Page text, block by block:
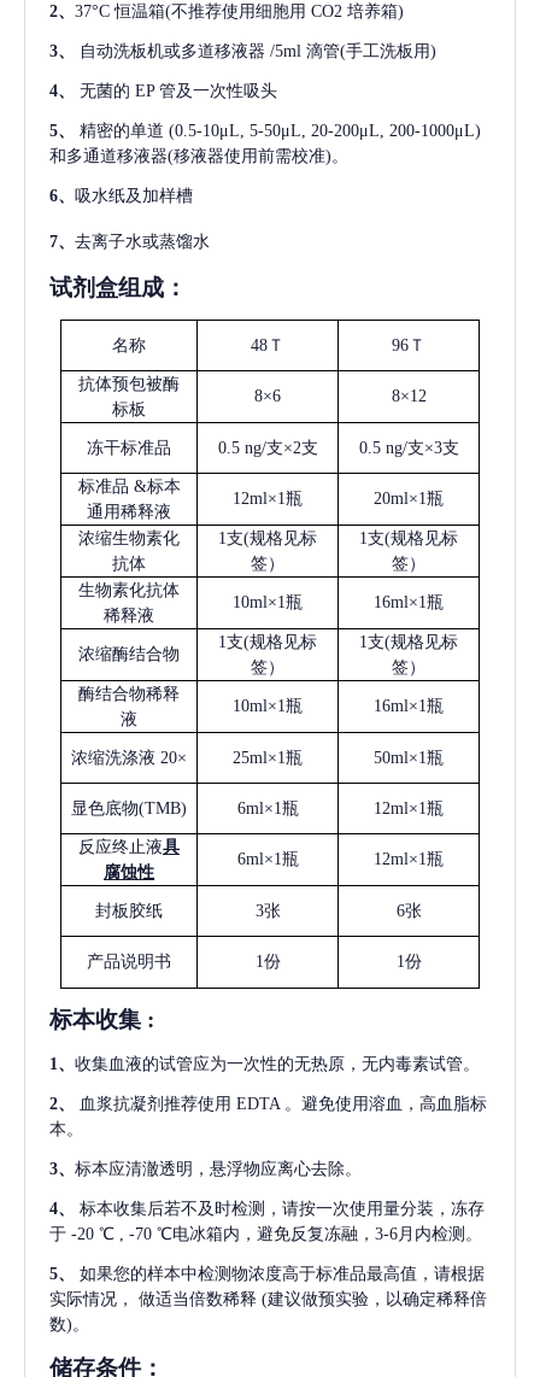
2、 37°C 恒温箱(不推荐使用细胞用 CO2 培养箱)
3、 自动洗板机或多道移液器 /5ml 滴管(手工洗板用)
4、 无菌的 EP 管及一次性吸头
5、 精密的单道 (0.5-10μL, 5-50μL, 20-200μL, 200-1000μL)
和多通道移液器(移液器使用前需校准)。
6、 吸水纸及加样槽
7、 去离子水或蒸馏水
试剂盒组成：
名称 48Ｔ 96Ｔ
抗体预包被酶
标板
8×6 8×12
冻干标准品 0.5 ng/支×2支 0.5 ng/支×3支
标准品 &标本
通用稀释液
12ml×1瓶 20ml×1瓶
浓缩生物素化
抗体
1支(规格见标
签）
1支(规格见标
签）
生物素化抗体
稀释液
10ml×1瓶 16ml×1瓶
浓缩酶结合物
1支(规格见标
签）
1支(规格见标
签）
酶结合物稀释
液
10ml×1瓶 16ml×1瓶
浓缩洗涤液 20× 25ml×1瓶 50ml×1瓶
显色底物(TMB) 6ml×1瓶 12ml×1瓶
反应终止液具
腐蚀性
6ml×1瓶 12ml×1瓶
封板胶纸 3张 6张
产品说明书 1份 1份
标本收集 :
1 、 收集血液的试管应为一次性的无热原，无内毒素试管。
2、 血浆抗凝剂推荐使用 EDTA 。避免使用溶血，高血脂标
本。
3、 标本应清澈透明，悬浮物应离心去除。
4、
标本收集后若不及时检测，请按一次使用量分装，冻存
于 -20 ℃ , -70 ℃电冰箱内，避免反复冻融，3-6月内检测。
5、
如果您的样本中检测物浓度高于标准品最高值，请根据
实际情况，
做适当倍数稀释 (建议做预实验，以确定稀释倍
数)。
储存条件：